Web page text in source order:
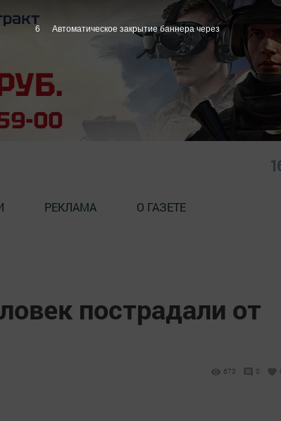
РЕКЛАМА О ГАЗЕТЕ
пострадали от
673 0
5 Автоматическое закрытие баннера через